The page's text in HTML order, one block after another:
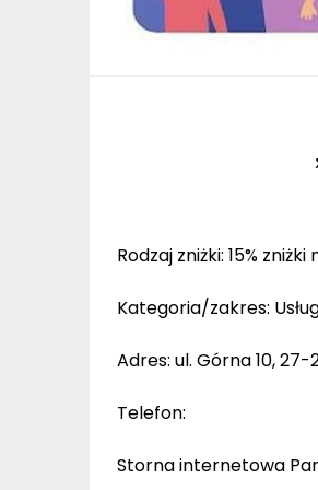
Rodzaj zniżki: 15%
Kategoria/zakres:
Adres: ul. Górna 10, 27-
Telefon:
Storna internetowa